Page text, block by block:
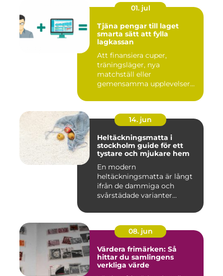
01. jul
Tjäna pengar till laget
smarta sätt att fylla
lagkassan
Att finansiera cuper,
träningsläger, nya
matchställ eller
gemensamma upplevelser
14. jun
Heltäckningsmatta i
stockholm guide för ett
tystare och mjukare hem
En modern
heltäckningsmatta är långt
ifrån de dammiga och
svårstädade varianter
08. jun
Värdera frimärken: Så
hittar du samlingens
verkliga värde